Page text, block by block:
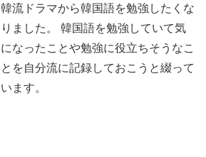
韓流ドラマから韓国語を勉強したくな
りました。 韓国語を勉強していて気
になったことや勉強に役立ちそうなこ
とを自分流に記録しておこうと綴って
います。